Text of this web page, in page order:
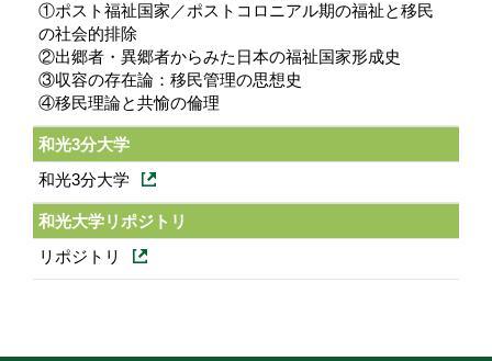
①ポスト福祉国家／ポストコロニアル期の福祉と移民
の社会的排除
②出郷者・異郷者からみた日本の福祉国家形成史
③収容の存在論：移民管理の思想史
④移民理論と共愉の倫理
和光3分大学
和光3分大学
和光大学リポジトリ
リポジトリ